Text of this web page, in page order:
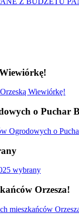
Wiewiórkę!
o Puchar
Ogrodowych o
wybrany
Orzesza!
mieszkańców